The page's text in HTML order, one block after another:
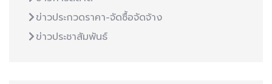
ข่าวประกวดราคา-จัดซื้อจัดจ้าง
ข่าวประชาสัมพันธ์